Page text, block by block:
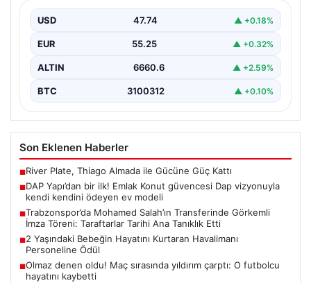
{"title": "DAP Yapı’dan Bir İlk: Güvence ve Vizyonla Kendi
USD 47.74 ▲ +0.18%
EUR 55.25 ▲ +0.32%
ALTIN 6660.6 ▲ +2.59%
BTC 3100312 ▲ +0.10%
Son Eklenen Haberler
■River Plate, Thiago Almada ile Gücüne Güç Kattı
■DAP Yapı’dan bir ilk! Emlak Konut güvencesi Dap vizyonuyla
kendi kendini ödeyen ev modeli
■Trabzonspor’da Mohamed Salah’ın Transferinde Görkemli
İmza Töreni: Taraftarlar Tarihi Ana Tanıklık Etti
■2 Yaşındaki Bebeğin Hayatını Kurtaran Havalimanı
Personeline Ödül
■Olmaz denen oldu! Maç sırasında yıldırım çarptı: O futbolcu
hayatını kaybetti